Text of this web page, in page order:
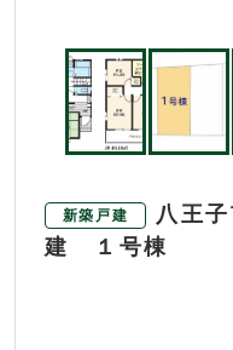
新築戸建
八王
建 １号棟